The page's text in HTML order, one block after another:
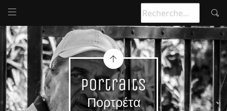
Portraits
Πορτρέτα